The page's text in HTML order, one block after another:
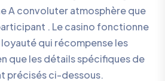
A convoluter atmosphère que
. Le casino fonctionne
qui récompense les
que les détails spécifiques de
précisés ci-dessous.